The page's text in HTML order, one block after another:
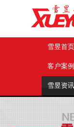
雪昱首页
客户案例
雪昱资讯